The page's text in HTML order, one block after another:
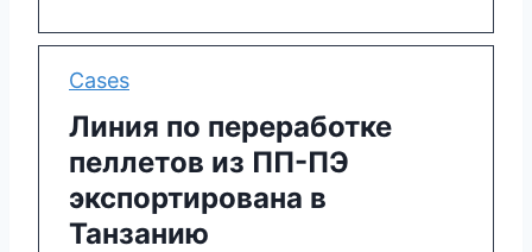
Cases
Линия по переработке
пеллетов из ПП-ПЭ
экспортирована в
Танзанию